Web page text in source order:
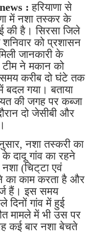
: हरियाणा से
में नशा तस्कर के
की है। सिरसा जिले
को प्रशासन
जानकारी के
ने मकान को
समय करीब दो घंटे तक
बदल गया। बताया
की जगह पर कब्जा
दो जेसीबी और
नशा तस्करी का
दादू गांव का रहने
(चिट्‌टा एवं
का काम करता है और
हैं। इस समय
गांव में हुई
मामले में भी उस पर
कई बार नशा बेचते